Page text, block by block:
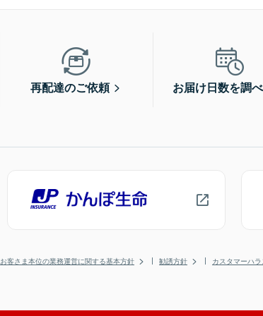
再配達のご依頼 お届け日数を調
お客さま本位の業務運営に関する基本方針 勧誘方針 カスタマーハ